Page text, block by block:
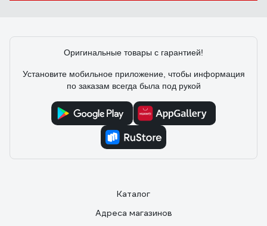
Оригинальные товары с гарантией!
Установите мобильное приложение, чтобы информация
по заказам всегда была под рукой
Каталог
Адреса магазинов